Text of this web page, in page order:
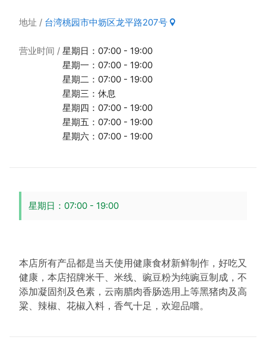
地址 台湾桃园市中坜区龙平路207号
营业时间
星期日：07:00 - 19:00
星期一：07:00 - 19:00
星期二：07:00 - 19:00
星期三：休息
星期四：07:00 - 19:00
星期五：07:00 - 19:00
星期六：07:00 - 19:00
星期日：07:00 - 19:00
本店所有产品都是当天使用健康食材新鲜制作，好吃又
健康，本店招牌米干、米线、豌豆粉为纯豌豆制成，不
添加凝固剂及色素，云南腊肉香肠选用上等黑猪肉及高
粱、辣椒、花椒入料，香气十足，欢迎品嚐。